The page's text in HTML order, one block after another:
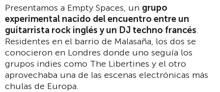
Presentamos a Empty Spaces, un grupo
experimental nacido del encuentro entre un
guitarrista rock inglés y un DJ techno francés.
Residentes en el barrio de Malasaña, los dos se
conocieron en Londres donde uno seguía los
grupos indies como The Libertines y el otro
aprovechaba una de las escenas electrónicas más
chulas de Europa.